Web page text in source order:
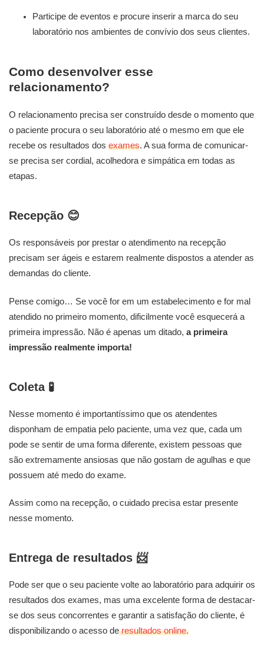
Participe de eventos e procure inserir a marca do seu
laboratório nos ambientes de convívio dos seus clientes.
Como desenvolver esse
relacionamento?
O relacionamento precisa ser construído desde o momento que
o paciente procura o seu laboratório até o mesmo em que ele
recebe os resultados dos exames. A sua forma de comunicar-
se precisa ser cordial, acolhedora e simpática em todas as
etapas.
Recepção 😊
Os responsáveis por prestar o atendimento na recepção
precisam ser ágeis e estarem realmente dispostos a atender as
demandas do cliente.
Pense comigo… Se você for em um estabelecimento e for mal
atendido no primeiro momento, dificilmente você esquecerá a
primeira impressão. Não é apenas um ditado, a primeira
impressão realmente importa!
Coleta 🧪
Nesse momento é importantíssimo que os atendentes
disponham de empatia pelo paciente, uma vez que, cada um
pode se sentir de uma forma diferente, existem pessoas que
são extremamente ansiosas que não gostam de agulhas e que
possuem até medo do exame.
Assim como na recepção, o cuidado precisa estar presente
nesse momento.
Entrega de resultados 📨
Pode ser que o seu paciente volte ao laboratório para adquirir os
resultados dos exames, mas uma excelente forma de destacar-
se dos seus concorrentes e garantir a satisfação do cliente, é
disponibilizando o acesso deresultados online.